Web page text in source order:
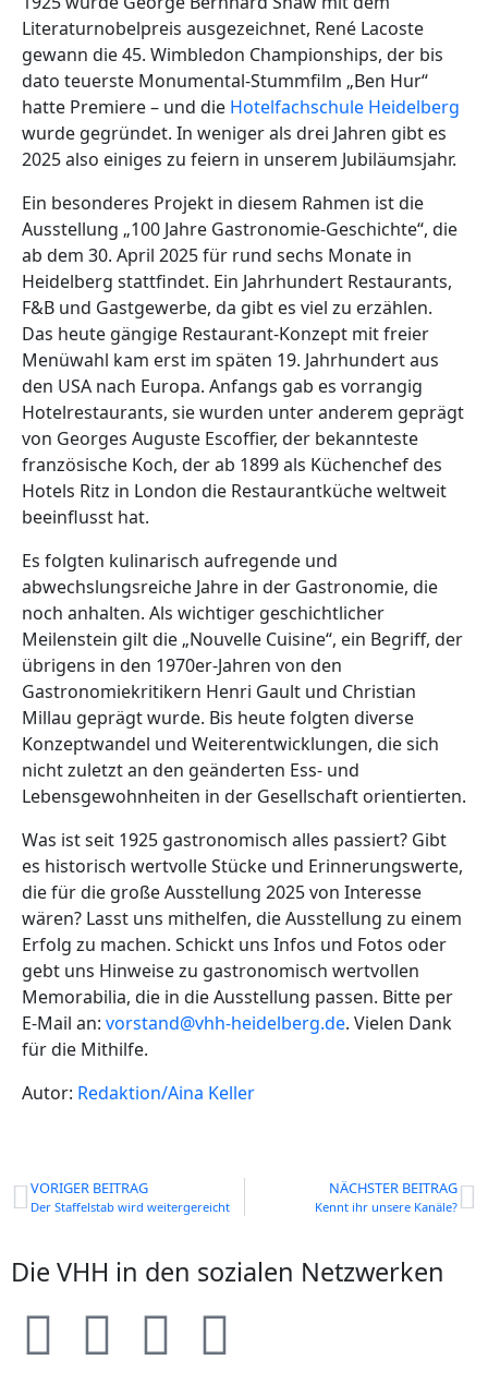
Literaturnobelpreis ausgezeichnet, René Lacoste
gewann die 45. Wimbledon Championships, der bis
dato teuerste Monumental-Stummfilm „Ben Hur“
hatte Premiere – und die Hotelfachschule Heidelberg
wurde gegründet. In weniger als drei Jahren gibt es
2025 also einiges zu feiern in unserem Jubiläumsjahr.
Ein besonderes Projekt in diesem Rahmen ist die
Ausstellung „100 Jahre Gastronomie-Geschichte“, die
ab dem 30. April 2025 für rund sechs Monate in
Heidelberg stattfindet. Ein Jahrhundert Restaurants,
F&B und Gastgewerbe, da gibt es viel zu erzählen.
Das heute gängige Restaurant-Konzept mit freier
Menüwahl kam erst im späten 19. Jahrhundert aus
den USA nach Europa. Anfangs gab es vorrangig
Hotelrestaurants, sie wurden unter anderem geprägt
von Georges Auguste Escoffier, der bekannteste
französische Koch, der ab 1899 als Küchenchef des
Hotels Ritz in London die Restaurantküche weltweit
beeinflusst hat.
Es folgten kulinarisch aufregende und
abwechslungsreiche Jahre in der Gastronomie, die
noch anhalten. Als wichtiger geschichtlicher
Meilenstein gilt die „Nouvelle Cuisine“, ein Begriff, der
übrigens in den 1970er-Jahren von den
Gastronomiekritikern Henri Gault und Christian
Millau geprägt wurde. Bis heute folgten diverse
Konzeptwandel und Weiterentwicklungen, die sich
nicht zuletzt an den geänderten Ess- und
Lebensgewohnheiten in der Gesellschaft orientierten.
Was ist seit 1925 gastronomisch alles passiert? Gibt
es historisch wertvolle Stücke und Erinnerungswerte,
die für die große Ausstellung 2025 von Interesse
wären? Lasst uns mithelfen, die Ausstellung zu einem
Erfolg zu machen. Schickt uns Infos und Fotos oder
gebt uns Hinweise zu gastronomisch wertvollen
Memorabilia, die in die Ausstellung passen. Bitte per
E-Mail an: vorstand@vhh-heidelberg.de. Vielen Dank
für die Mithilfe.
Autor: Redaktion/Aina Keller
VORIGER BEITRAG
Der Staffelstab wird weitergereicht
NÄCHSTER BEITRAG
Kennt ihr unsere Kanäle?
Die VHH in den sozialen Netzwerken